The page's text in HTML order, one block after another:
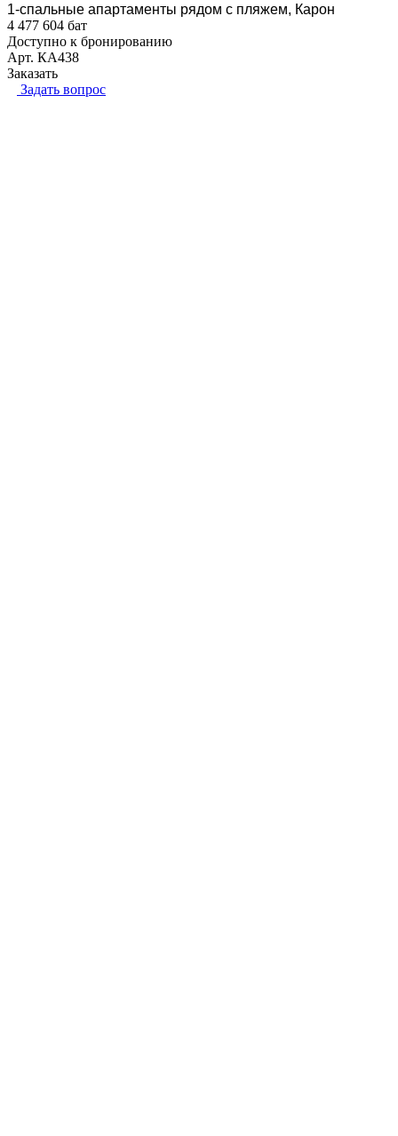
1-спальные апартаменты рядом с пляжем, Карон
4 477 604 бат
Доступно к бронированию
Арт. КА438
Заказать
Задать вопрос